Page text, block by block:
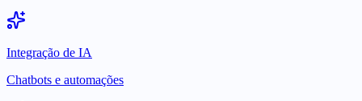
Integração de IA
Chatbots e automações